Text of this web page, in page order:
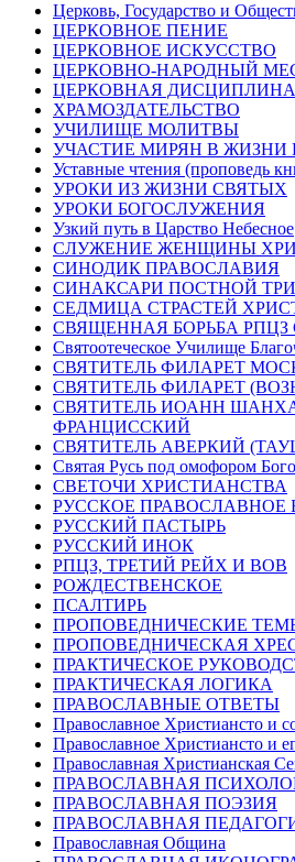
Церковь, Государство и
ЦЕРКОВНОЕ ПЕНИЕ
ЦЕРКОВНОЕ ИСКУССТВО
ЦЕРКОВНО-НАРОДНЫЙ
ЦЕРКОВНАЯ ДИСЦИПЛИНА
ХРАМОЗДАТЕЛЬСТВО
УЧИЛИЩЕ МОЛИТВЫ
УЧАСТИЕ МИРЯН В ЖИЗНИ
Уставные чтения (проповедь
УРОКИ ИЗ ЖИЗНИ СВЯТЫХ
УРОКИ БОГОСЛУЖЕНИЯ
Узкий путь в Царство Небесное
СЛУЖЕНИЕ ЖЕНЩИНЫ
СИНОДИК ПРАВОСЛАВИЯ
СИНАКСАРИ ПОСТНОЙ
СЕДМИЦА СТРАСТЕЙ
СВЯЩЕННАЯ БОРЬБА
Святоотеческое Училище
СВЯТИТЕЛЬ ФИЛАРЕТ
СВЯТИТЕЛЬ ФИЛАРЕТ
СВЯТИТЕЛЬ ИОАНН
ФРАНЦИССКИЙ
СВЯТИТЕЛЬ АВЕРКИЙ
Святая Русь под омофором
СВЕТОЧИ ХРИСТИАНСТВА
РУССКОЕ ПРАВОСЛАВНОЕ
РУССКИЙ ПАСТЫРЬ
РУССКИЙ ИНОК
РПЦЗ, ТРЕТИЙ РЕЙХ И ВОВ
РОЖДЕСТВЕНСКОЕ
ПСАЛТИРЬ
ПРОПОВЕДНИЧЕСКИЕ
ПРОПОВЕДНИЧЕСКАЯ
ПРАКТИЧЕСКОЕ
ПРАКТИЧЕСКАЯ ЛОГИКА
ПРАВОСЛАВНЫЕ ОТВЕТЫ
Православное Христиансто и
Православное Христиансто и
Православная Христианская
ПРАВОСЛАВНАЯ
ПРАВОСЛАВНАЯ ПОЭЗИЯ
ПРАВОСЛАВНАЯ
Православная Община